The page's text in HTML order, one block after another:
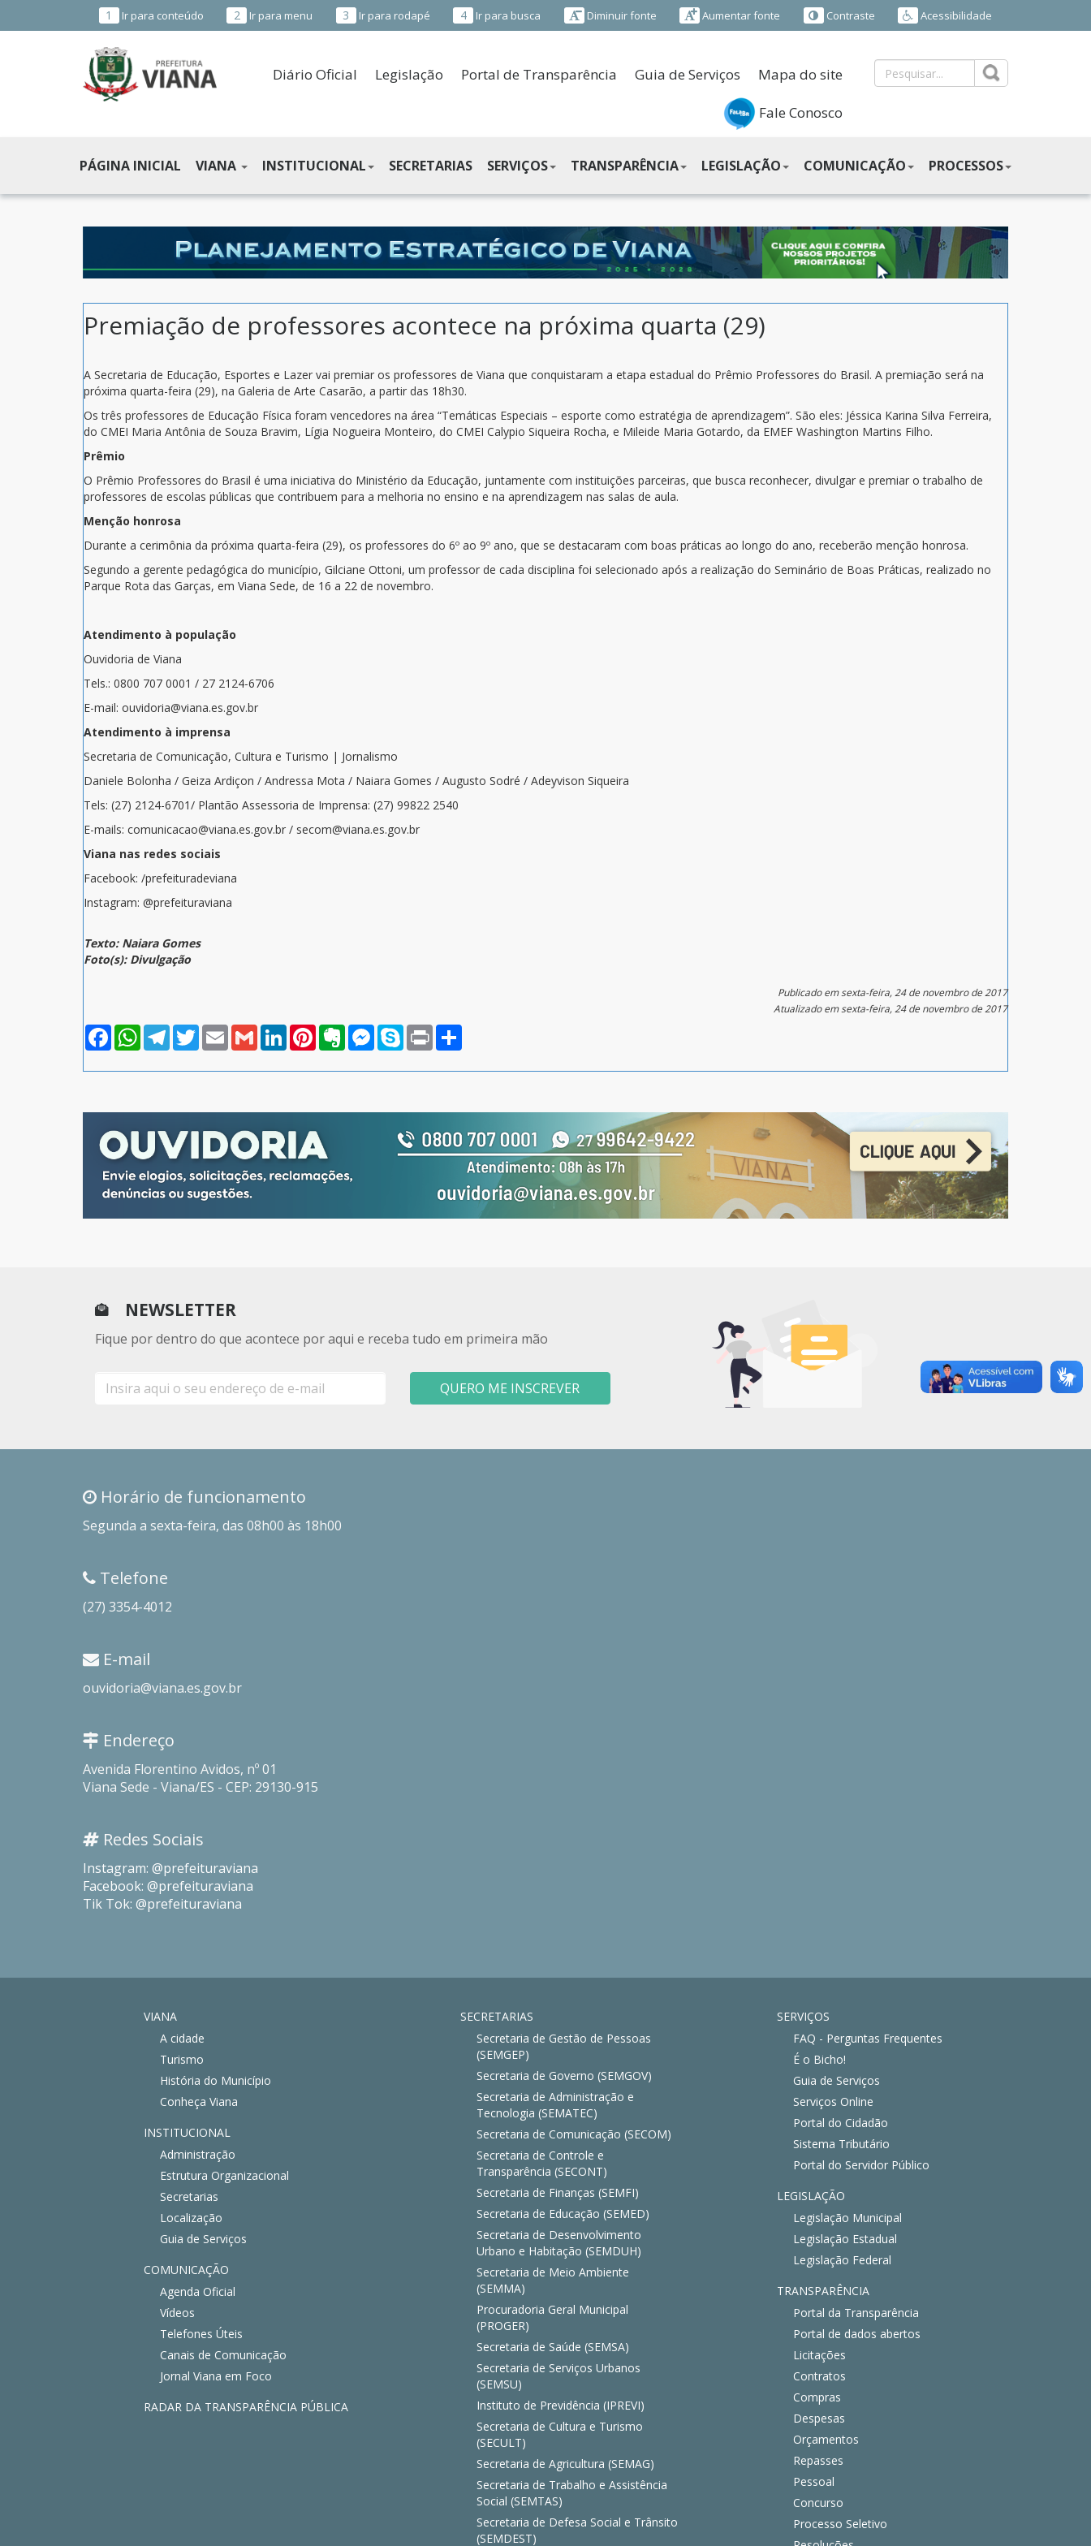
1 Ir para conteúdo 2 Ir para menu 3 Ir para rodapé 4 Ir para busca Diminuir fonte Aumentar fonte Contraste Acessibilidade
MUNICIPAL
DE
VIANA
ES
Diário Oficial Legislação Portal de Transparência Guia de Serviços Mapa do site
Fale Conosco
PÁGINA INICIAL VIANA INSTITUCIONAL SECRETARIAS SERVIÇOS TRANSPARÊNCIA LEGISLAÇÃO COMUNICAÇÃO PROCESSOS
Premiação de professores acontece na próxima quarta (29)
A Secretaria de Educação, Esportes e Lazer vai premiar os professores de Viana que conquistaram a etapa estadual do Prêmio Professores do Brasil. A premiação será na
próxima quarta-feira (29), na Galeria de Arte Casarão, a partir das 18h30.
Os três professores de Educação Física foram vencedores na área “Temáticas Especiais – esporte como estratégia de aprendizagem”. São eles: Jéssica Karina Silva Ferreira,
do CMEI Maria Antônia de Souza Bravim, Lígia Nogueira Monteiro, do CMEI Calypio Siqueira Rocha, e Mileide Maria Gotardo, da EMEF Washington Martins Filho.
Prêmio
O Prêmio Professores do Brasil é uma iniciativa do Ministério da Educação, juntamente com instituições parceiras, que busca reconhecer, divulgar e premiar o trabalho de
professores de escolas públicas que contribuem para a melhoria no ensino e na aprendizagem nas salas de aula.
Menção honrosa
Durante a cerimônia da próxima quarta-feira (29), os professores do 6º ao 9º ano, que se destacaram com boas práticas ao longo do ano, receberão menção honrosa.
Segundo a gerente pedagógica do município, Gilciane Ottoni, um professor de cada disciplina foi selecionado após a realização do Seminário de Boas Práticas, realizado no
Parque Rota das Garças, em Viana Sede, de 16 a 22 de novembro.
Atendimento à população
Ouvidoria de Viana
Tels.: 0800 707 0001 / 27 2124-6706
E-mail: ouvidoria@viana.es.gov.br
Atendimento à imprensa
Secretaria de Comunicação, Cultura e Turismo | Jornalismo
Daniele Bolonha / Geiza Ardiçon / Andressa Mota / Naiara Gomes / Augusto Sodré / Adeyvison Siqueira
Tels: (27) 2124-6701/ Plantão Assessoria de Imprensa: (27) 99822 2540
E-mails: comunicacao@viana.es.gov.br / secom@viana.es.gov.br
Viana nas redes sociais
Facebook: /prefeituradeviana
Instagram: @prefeituraviana
Texto: Naiara Gomes
Foto(s): Divulgação
Publicado em sexta-feira, 24 de novembro de 2017
Atualizado em sexta-feira, 24 de novembro de 2017
FacebookWhatsAppTelegramTwitterEmail Gmail LinkedInPinterestEvernoteMessenger
Skype Print
NEWSLETTER
Fique por dentro do que acontece por aqui e receba tudo em primeira mão
mail
QUERO ME INSCREVER
Horário de funcionamento
Segunda a sexta-feira, das 08h00 às 18h00
Telefone
(27) 3354-4012
E-mail
ouvidoria@viana.es.gov.br
Endereço
Avenida Florentino Avidos, nº 01
Viana Sede - Viana/ES - CEP: 29130-915
Redes Sociais
Instagram: @prefeituraviana
Facebook: @prefeituraviana
Tik Tok: @prefeituraviana
VIANA
A cidade
Turismo
História do Município
Conheça Viana
INSTITUCIONAL
Administração
Estrutura Organizacional
Secretarias
Localização
Guia de Serviços
COMUNICAÇÃO
Agenda Oficial
Vídeos
Telefones Úteis
Canais de Comunicação
Jornal Viana em Foco
RADAR DA TRANSPARÊNCIA PÚBLICA
SECRETARIAS
Secretaria de Gestão de Pessoas
(SEMGEP)
Secretaria de Governo (SEMGOV)
Secretaria de Administração e
Tecnologia (SEMATEC)
Secretaria de Comunicação (SECOM)
Secretaria de Controle e
Transparência (SECONT)
Secretaria de Finanças (SEMFI)
Secretaria de Educação (SEMED)
Secretaria de Desenvolvimento
Urbano e Habitação (SEMDUH)
Secretaria de Meio Ambiente
(SEMMA)
Procuradoria Geral Municipal
(PROGER)
Secretaria de Saúde (SEMSA)
Secretaria de Serviços Urbanos
(SEMSU)
Instituto de Previdência (IPREVI)
Secretaria de Cultura e Turismo
(SECULT)
Secretaria de Agricultura (SEMAG)
Secretaria de Trabalho e Assistência
Social (SEMTAS)
Secretaria de Defesa Social e Trânsito
(SEMDEST)
SERVIÇOS
FAQ - Perguntas Frequentes
É o Bicho!
Guia de Serviços
Serviços Online
Portal do Cidadão
Sistema Tributário
Portal do Servidor Público
LEGISLAÇÃO
Legislação Municipal
Legislação Estadual
Legislação Federal
TRANSPARÊNCIA
Portal da Transparência
Portal de dados abertos
Licitações
Contratos
Compras
Despesas
Orçamentos
Repasses
Pessoal
Concurso
Processo Seletivo